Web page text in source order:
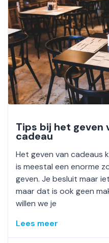
Tips bij het geven
cadeau
Het geven van cadeaus
is meestal een enorme
geven. Je besluit maar
maar dat is ook geen
willen we je
Lees meer